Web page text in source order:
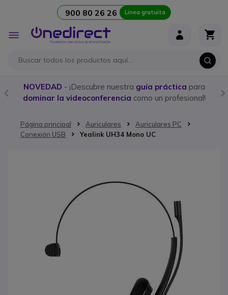
900 80 26 26 Linea gratuita
Toggle
Nav
NOVEDAD - ¡Descubre nuestra guía práctica para
dominar la videoconferencia como un profesional!
Página principal Auriculares
Auriculares PC
Conexión USB
Yealink UH34 Mono UC